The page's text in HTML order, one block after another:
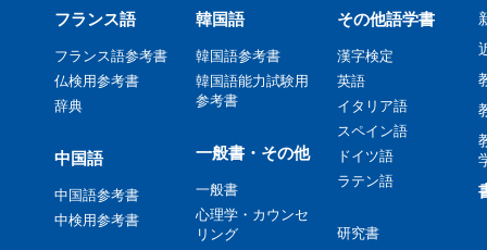
フランス語
フランス語参考書
仏検用参考書
辞典
中国語
中国語参考書
中検用参考書
韓国語
韓国語参考書
韓国語能力試験用
参考書
一般書・その他
一般書
心理学・カウンセ
リング
その他語学書
漢字検定
英語
イタリア語
スペイン語
ドイツ語
ラテン語
研究書